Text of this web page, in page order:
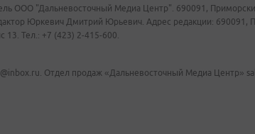
ООО "Дальневосточный Медиа Центр". 690091,
Юркевич Дмитрий Юрьевич. Адрес редакции: 690091,
13. Тел.: +7 (423) 2-415-600.
Отдел продаж «Дальневосточный Медиа Центр»